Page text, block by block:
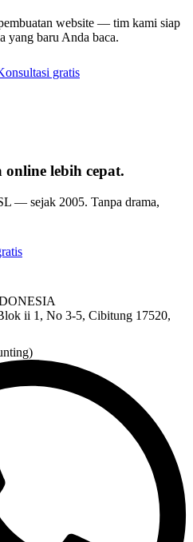
website — tim kami siap
yang baru Anda baca.
gratis
online lebih cepat.
— sejak 2005. Tanpa drama,
ii 1, No 3-5, Cibitung 17520,